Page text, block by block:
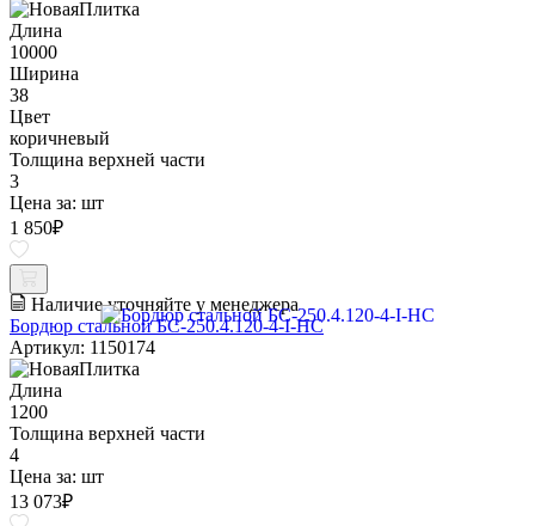
Длина
10000
Ширина
38
Цвет
коричневый
Толщина верхней части
3
Цена за: шт
1 850₽
Наличие уточняйте у менеджера
Бордюр стальной БС-250.4.120-4-I-НС
Артикул: 1150174
Длина
1200
Толщина верхней части
4
Цена за: шт
13 073₽